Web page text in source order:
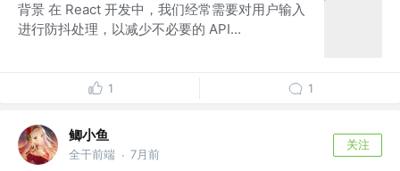
背景 在 React 开发中，我们经常需要对用户输入
进行防抖处理，以减少不必要的 API...
1 1
鲫小鱼
全干前端 · 7月前
关注